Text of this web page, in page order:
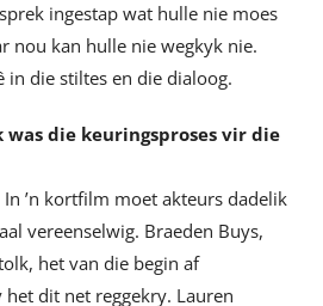
ingestap wat hulle nie moes
nou kan hulle nie wegkyk nie.
in die stiltes en die dialoog.
was die keuringsproses vir die
’n kortfilm moet akteurs dadelik
vereenselwig. Braeden Buys,
het van die begin af
het dit net reggekry. Lauren